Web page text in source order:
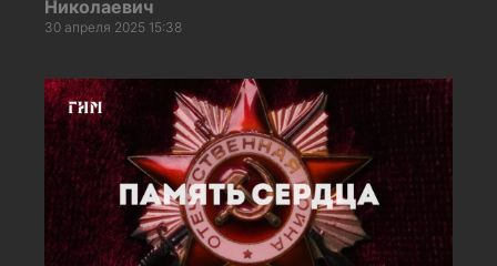
Николаевич
30 апреля 2025 15:38